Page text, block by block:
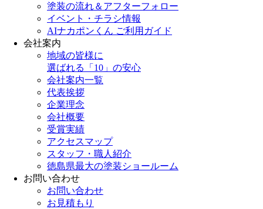
塗装の流れ＆アフターフォロー
イベント・チラシ情報
AIナカポンくん ご利用ガイド
会社案内
地域の皆様に
選ばれる「10」の安心
会社案内一覧
代表挨拶
企業理念
会社概要
受賞実績
アクセスマップ
スタッフ・職人紹介
徳島県最大の塗装ショールーム
お問い合わせ
お問い合わせ
お見積もり